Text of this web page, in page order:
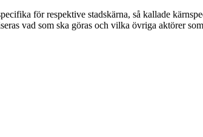
för respektive stadskärna, så kallade
vad som ska göras och vilka övriga aktörer